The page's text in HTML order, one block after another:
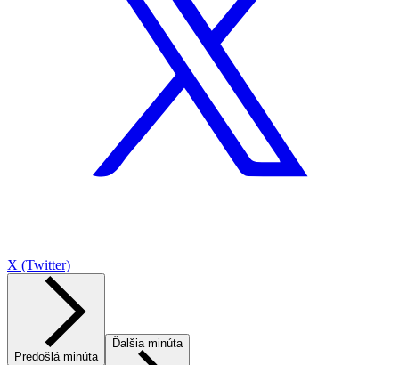
X (Twitter)
Predošlá minúta
Ďalšia minúta